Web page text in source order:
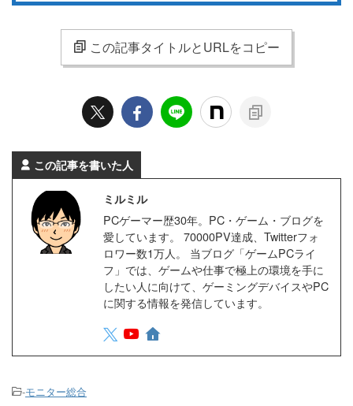
この記事タイトルとURLをコピー
この記事を書いた人
ミルミル
PCゲーマー歴30年。PC・ゲーム・ブログを
愛しています。 70000PV達成、Twitterフォ
ロワー数1万人。 当ブログ「ゲームPCライ
フ」では、ゲームや仕事で極上の環境を手に
したい人に向けて、ゲーミングデバイスやPC
に関する情報を発信しています。
-モニター総合